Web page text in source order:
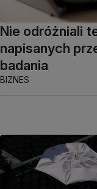
Nie odróżniali
napisanych
badania
BIZNES